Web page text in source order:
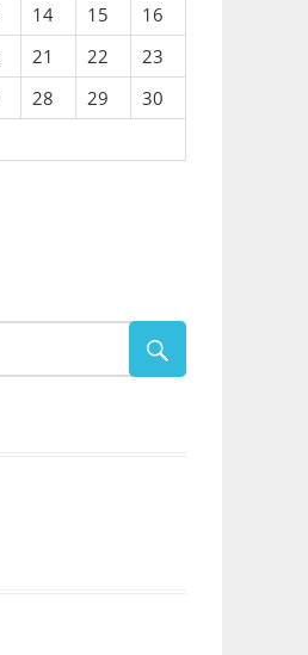
14 15
16
21 22
23
28 29
30